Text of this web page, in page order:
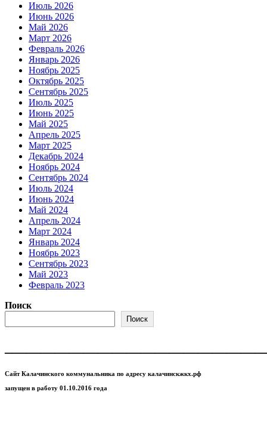
Июль 2026
Июнь 2026
Май 2026
Март 2026
Февраль 2026
Январь 2026
Ноябрь 2025
Октябрь 2025
Сентябрь 2025
Июль 2025
Июнь 2025
Май 2025
Апрель 2025
Март 2025
Декабрь 2024
Ноябрь 2024
Сентябрь 2024
Июль 2024
Июнь 2024
Май 2024
Апрель 2024
Март 2024
Январь 2024
Ноябрь 2023
Сентябрь 2023
Май 2023
Февраль 2023
Поиск
Поиск
Сайт Калачинского коммунальника по адресу калачинскжкх.рф
запущен в работу 01.10.2016 года